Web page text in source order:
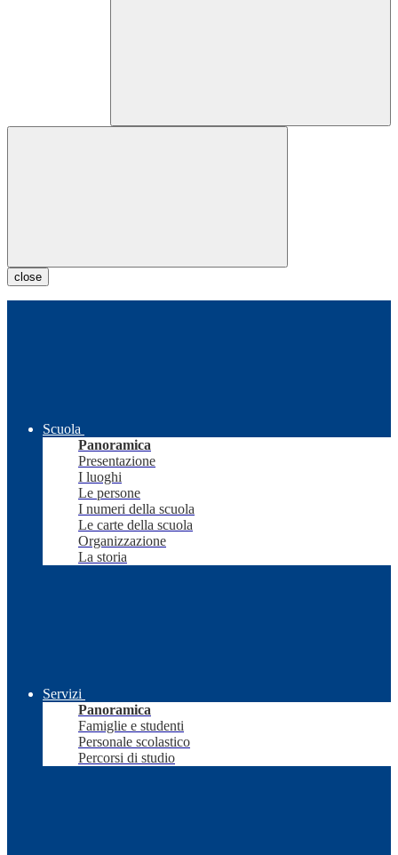
close
Scuola
Panoramica
Presentazione
I luoghi
Le persone
I numeri della scuola
Le carte della scuola
Organizzazione
La storia
Servizi
Panoramica
Famiglie e studenti
Personale scolastico
Percorsi di studio